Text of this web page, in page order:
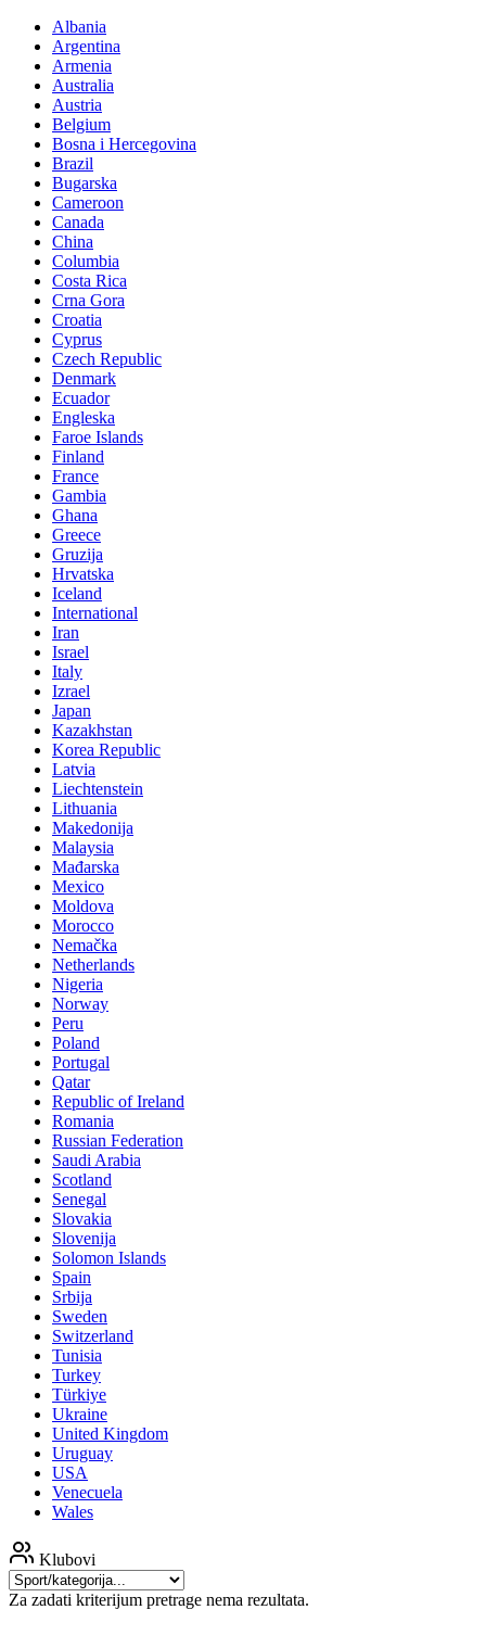
Albania
Argentina
Armenia
Australia
Austria
Belgium
Bosna i Hercegovina
Brazil
Bugarska
Cameroon
Canada
China
Columbia
Costa Rica
Crna Gora
Croatia
Cyprus
Czech Republic
Denmark
Ecuador
Engleska
Faroe Islands
Finland
France
Gambia
Ghana
Greece
Gruzija
Hrvatska
Iceland
International
Iran
Israel
Italy
Izrael
Japan
Kazakhstan
Korea Republic
Latvia
Liechtenstein
Lithuania
Makedonija
Malaysia
Mađarska
Mexico
Moldova
Morocco
Nemačka
Netherlands
Nigeria
Norway
Peru
Poland
Portugal
Qatar
Republic of Ireland
Romania
Russian Federation
Saudi Arabia
Scotland
Senegal
Slovakia
Slovenija
Solomon Islands
Spain
Srbija
Sweden
Switzerland
Tunisia
Turkey
Türkiye
Ukraine
United Kingdom
Uruguay
USA
Venecuela
Wales
Klubovi
Za zadati kriterijum pretrage nema rezultata.